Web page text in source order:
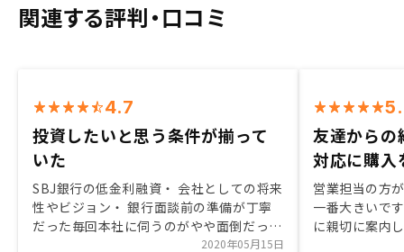
関連する評判・口コミ
4.7
投資したいと思う条件が揃って
いた
SBJ銀行の低金利融資・ 会社としての将来
性やビジョン・ 銀行面談前の準備が丁寧
だった毎回本社に伺うのがやや面倒だった
2020年05月15日
友達からの
対応に購入
営業担当の方
一番大きいで
に親切に案内